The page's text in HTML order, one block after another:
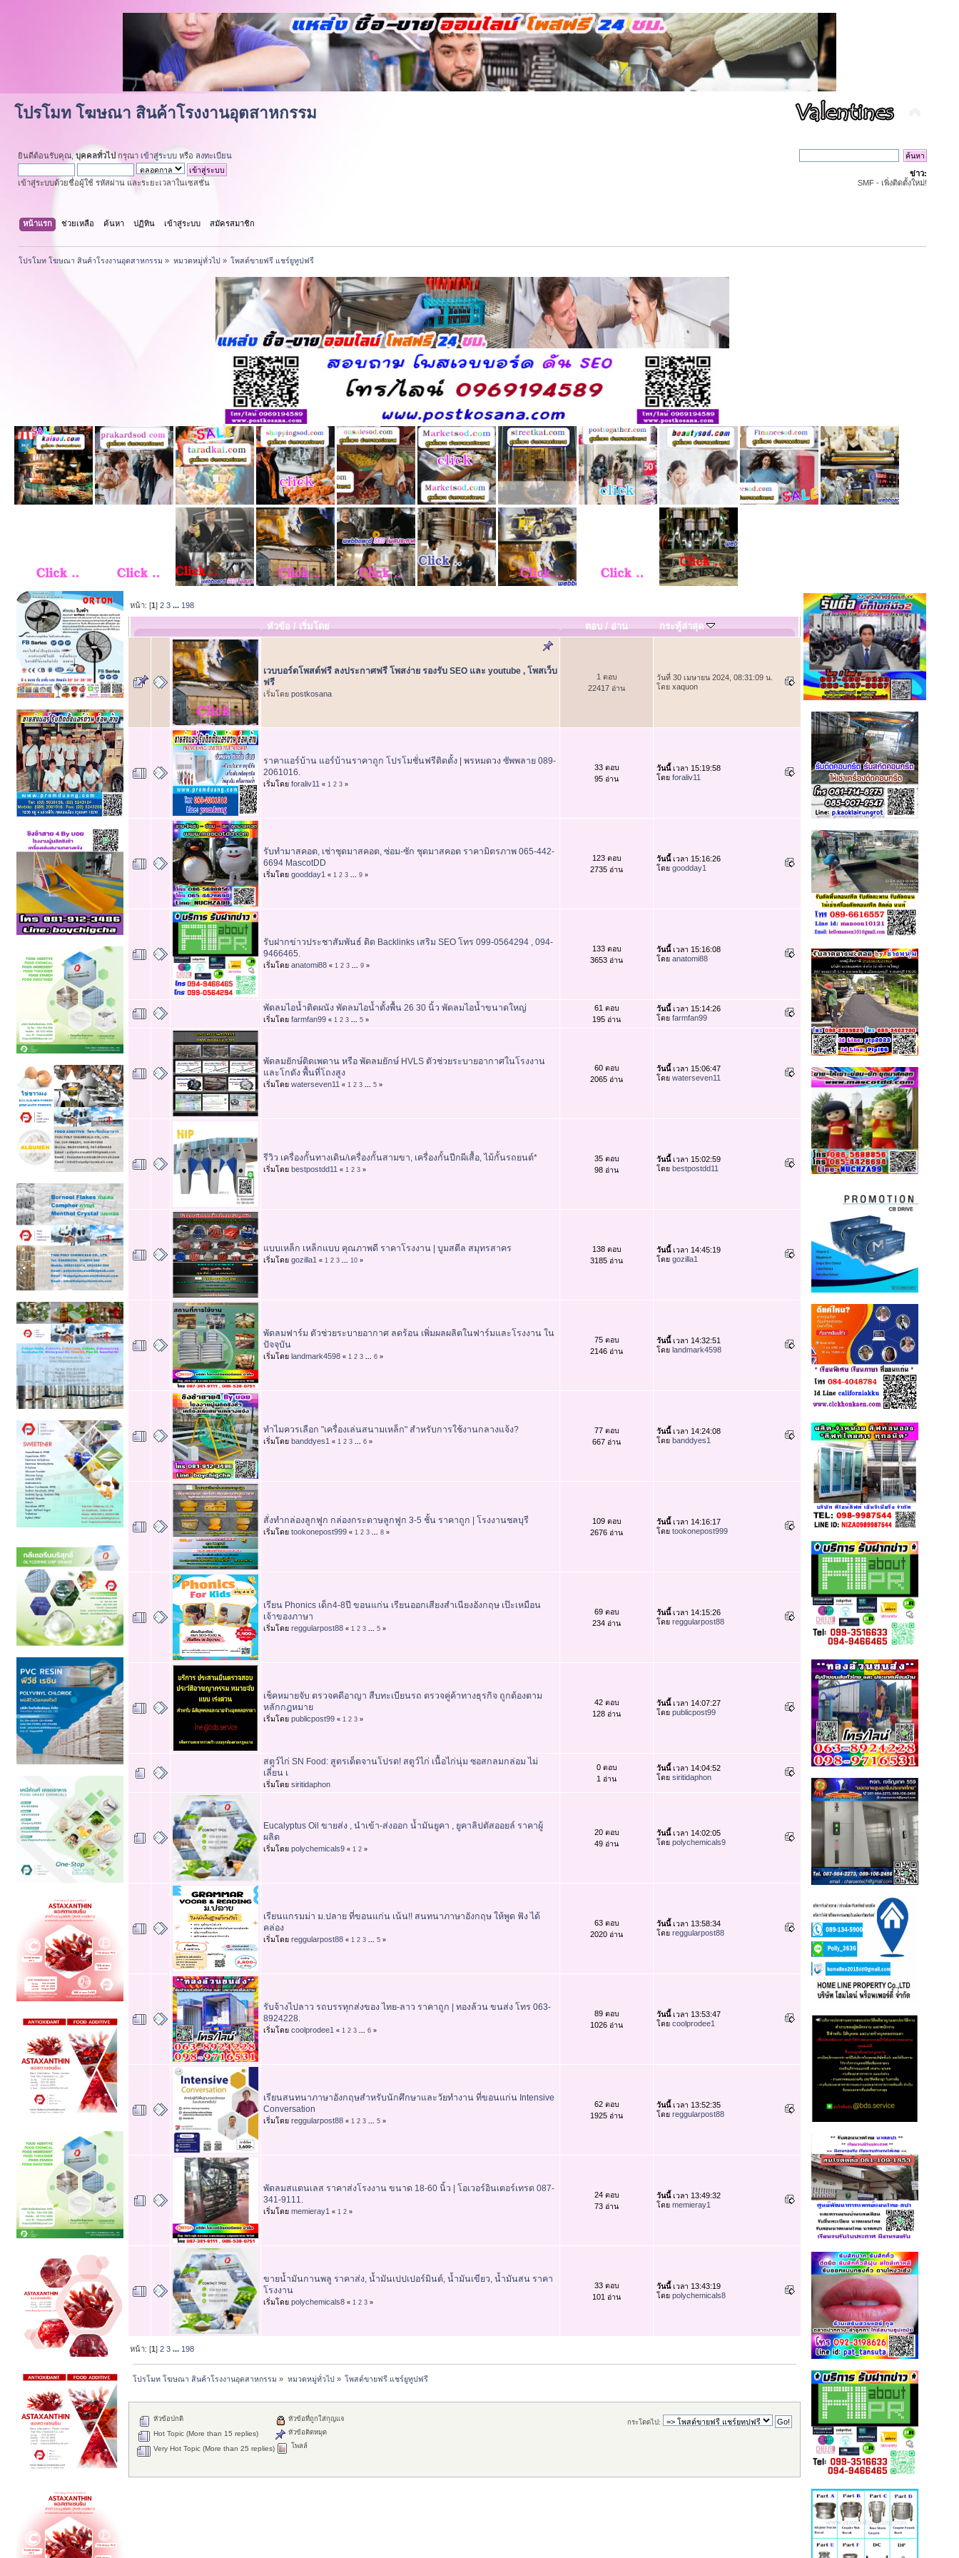
โปรโมท โฆษณา สินค้าโรงงานอุตสาหกรรม
ยินดีต้อนรับคุณ,บุคคลทั่วไปกรุณา เข้าสู่ระบบ หรือ ลงทะเบียน
เข้าสู่ระบบด้วยชื่อผู้ใช้ รหัสผ่าน และระยะเวลาในเซสชั่น
ข่าว:
SMF - เพิ่งติดตั้งใหม่!
หน้าแรก ช่วยเหลือ ค้นหา ปฏิทิน เข้าสู่ระบบ สมัครสมาชิก
โปรโมท โฆษณา สินค้าโรงงานอุตสาหกรรม » หมวดหมู่ทั่วไป» โพสต์ขายฟรี แชร์ยูทูปฟรี
หน้า: [1]2 3 ... 198
หัวข้อ / เริ่มโดย ตอบ/ อ่าน กระทู้ล่าสุด
เวบบอร์ดโพสต์ฟรี ลงประกาศฟรี โพสง่าย รองรับ SEO และ youtube , โพสเว็บ
ฟรี
เริ่มโดย postkosana
1 ตอบ
22417 อ่าน
วันที่ 30 เมษายน 2024, 08:31:09 น.
โดย xaquon
ราคาแอร์บ้าน แอร์บ้านราคาถูก โปรโมชั่นฟรีติดตั้ง | พรหมดวง ซัพพลาย 089-
2061016.
เริ่มโดย foraliv11 « 1 2 3 »
33 ตอบ
95 อ่าน
วันนี้เวลา 15:19:58
โดย foraliv11
รับทำมาสคอต, เช่าชุดมาสคอต, ซ่อม-ซัก ชุดมาสคอต ราคามิตรภาพ 065-442-
6694 MascotDD
เริ่มโดย goodday1 « 1 2 3 9 »
123 ตอบ
2735 อ่าน
วันนี้เวลา 15:16:26
โดย goodday1
รับฝากข่าวประชาสัมพันธ์ ติด Backlinks เสริม SEO โทร 099-0564294 , 094-
9466465.
เริ่มโดย anatomi88 « 1 2 3 9 »
133 ตอบ
3653 อ่าน
วันนี้เวลา 15:16:08
โดย anatomi88
พัดลมไอน้ำติดผนัง พัดลมไอน้ำตั้งพื้น 26 30 นิ้ว พัดลมไอน้ำขนาดใหญ่
เริ่มโดย farmfan99 « 1 2 3 5 »
61 ตอบ
195 อ่าน
วันนี้เวลา 15:14:26
โดย farmfan99
พัดลมยักษ์ติดเพดาน หรือ พัดลมยักษ์ HVLS ตัวช่วยระบายอากาศในโรงงาน
และโกดัง พื้นที่โถงสูง
เริ่มโดย waterseven11 « 1 2 3 5 »
60 ตอบ
2065 อ่าน
วันนี้เวลา 15:06:47
โดย waterseven11
รีวิว เครื่องกั้นทางเดิน/เครื่องกั้นสามขา, เครื่องกั้นปีกผีเสื้อ, ไม้กั้นรถยนต์*
เริ่มโดย bestpostdd11 « 1 2 3 »
35 ตอบ
98 อ่าน
วันนี้เวลา 15:02:59
โดย bestpostdd11
แบบเหล็ก เหล็กแบบ คุณภาพดี ราคาโรงงาน | บูมสตีล สมุทรสาคร
เริ่มโดย gozilla1 « 1 2 3 10 »
138 ตอบ
3185 อ่าน
วันนี้เวลา 14:45:19
โดย gozilla1
พัดลมฟาร์ม ตัวช่วยระบายอากาศ ลดร้อน เพิ่มผลผลิตในฟาร์มและโรงงาน ใน
ปัจจุบัน
เริ่มโดย landmark4598 « 1 2 3 6 »
75 ตอบ
2146 อ่าน
วันนี้เวลา 14:32:51
โดย landmark4598
ทำไมควรเลือก "เครื่องเล่นสนามเหล็ก" สำหรับการใช้งานกลางแจ้ง?
เริ่มโดย banddyes1 « 1 2 3 6 »
77 ตอบ
667 อ่าน
วันนี้เวลา 14:24:08
โดย banddyes1
สั่งทำกล่องลูกฟูก กล่องกระดาษลูกฟูก 3-5 ชั้น ราคาถูก | โรงงานชลบุรี
เริ่มโดย tookonepost999 « 1 2 3 8 »
109 ตอบ
2676 อ่าน
วันนี้เวลา 14:16:17
โดย tookonepost999
เรียน Phonics เด็ก4-8ปี ขอนแก่น เรียนออกเสียงสำเนียงอังกฤษ เป๊ะเหมือน
เจ้าของภาษา
เริ่มโดย reggularpost88 « 1 2 3 5 »
69 ตอบ
234 อ่าน
วันนี้เวลา 14:15:26
โดย reggularpost88
เช็คหมายจับ ตรวจคดีอาญา สืบทะเบียนรถ ตรวจคู่ค้าทางธุรกิจ ถูกต้องตาม
หลักกฎหมาย
เริ่มโดย publicpost99 « 1 2 3 »
42 ตอบ
128 อ่าน
วันนี้เวลา 14:07:27
โดย publicpost99
สตูว์ไก่ SN Food: สูตรเด็ดจานโปรด! สตูว์ไก่ เนื้อไก่นุ่ม ซอสกลมกล่อม ไม่
เลี่ยน เ
เริ่มโดย siritidaphon
0 ตอบ
1 อ่าน
วันนี้เวลา 14:04:52
โดย siritidaphon
Eucalyptus Oil ขายส่ง , นำเข้า-ส่งออก น้ำมันยูคา , ยูคาลิปตัสออยล์ ราคาผู้
ผลิต
เริ่มโดย polychemicals9 « 1 2 »
20 ตอบ
49 อ่าน
วันนี้เวลา 14:02:05
โดย polychemicals9
เรียนแกรมม่า ม.ปลาย ที่ขอนแก่น เน้น!! สนทนาภาษาอังกฤษ ให้พูด ฟัง ได้
คล่อง
เริ่มโดย reggularpost88 « 1 2 3 5 »
63 ตอบ
2020 อ่าน
วันนี้เวลา 13:58:34
โดย reggularpost88
รับจ้างไปลาว รถบรรทุกส่งของ ไทย-ลาว ราคาถูก | ทองล้วน ขนส่ง โทร 063-
8924228.
เริ่มโดย coolprodee1 « 1 2 3 6 »
89 ตอบ
1026 อ่าน
วันนี้เวลา 13:53:47
โดย coolprodee1
เรียนสนทนาภาษาอังกฤษสำหรับนักศึกษาและวัยทำงาน ที่ขอนแก่น Intensive
Conversation
เริ่มโดย reggularpost88 « 1 2 3 5 »
62 ตอบ
1925 อ่าน
วันนี้เวลา 13:52:35
โดย reggularpost88
พัดลมสแตนเลส ราคาส่งโรงงาน ขนาด 18-60 นิ้ว | โอเวอร์อินเตอร์เทรด 087-
341-9111.
เริ่มโดย memieray1 « 1 2 »
24 ตอบ
73 อ่าน
วันนี้เวลา 13:49:32
โดย memieray1
ขายน้ำมันกานพลู ราคาส่ง, น้ำมันเปปเปอร์มินต์, น้ำมันเขียว, น้ำมันสน ราคา
โรงงาน
เริ่มโดย polychemicals8 « 1 2 3 »
33 ตอบ
101 อ่าน
วันนี้เวลา 13:43:19
โดย polychemicals8
หน้า: [1]2 3 ... 198
โปรโมท โฆษณา สินค้าโรงงานอุตสาหกรรม » หมวดหมู่ทั่วไป» โพสต์ขายฟรี แชร์ยูทูปฟรี
กระโดดไป:
หัวข้อปกติ
Hot Topic (More than 15 replies)
Very Hot Topic (More than 25 replies)
หัวข้อที่ถูกใส่กุญแจ
หัวข้อติดหมุด
โพลล์